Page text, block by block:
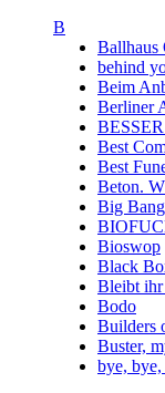
B
Ballhaus
behind
Beim
Berliner
Best
Best
Beton.
Big
Bioswop
Black
Bleibt ihr
Bodo
Builders
Buster,
bye,